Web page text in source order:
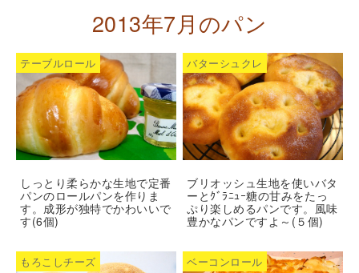
2013年7月のパン
テーブルロール
しっとり柔らかな生地で定番
パンのロールパンを作りま
す。成形が独特でかわいいで
す(6個)
バターシュクレ
ブリオッシュ生地を使いバタ
ーとｸﾞﾗﾆｭｰ糖の甘みをたっ
ぷり楽しめるパンです。風味
豊かなパンですよ～(５個)
もろこしチーズ ベーコンロール